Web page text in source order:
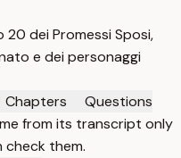
dei Promessi Sposi,
e dei personaggi
Chapters
Questions
from its transcript only
them.